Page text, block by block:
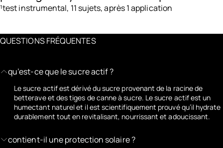
¹test instrumental, 11 sujets, après 1 application
QUESTIONS FRÉQUENTES
qu’est-ce que le sucre actif ?
Le sucre actif est dérivé du sucre provenant de la racine de
betterave et des tiges de canne à sucre. Le sucre actif est un
humectant naturel et il est scientifiquement prouvé qu’il hydrate
durablement tout en revitalisant, nourrissant et adoucissant.
contient-il une protection solaire ?